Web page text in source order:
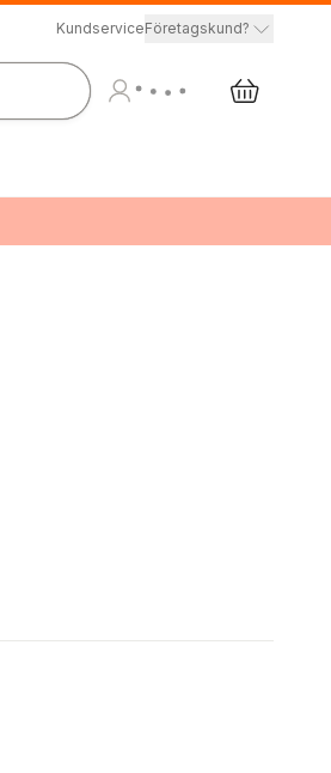
KundserviceFöretagskund?